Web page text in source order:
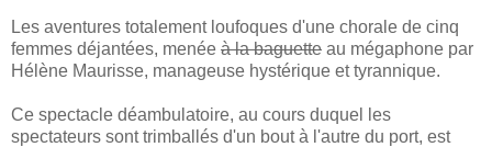
Les aventures totalement loufoques d'une chorale de cinq
femmes déjantées, menée à la baguette au mégaphone par
Hélène Maurisse, manageuse hystérique et tyrannique.
Ce spectacle déambulatoire, au cours duquel les
spectateurs sont trimballés d'un bout à l'autre du port, est